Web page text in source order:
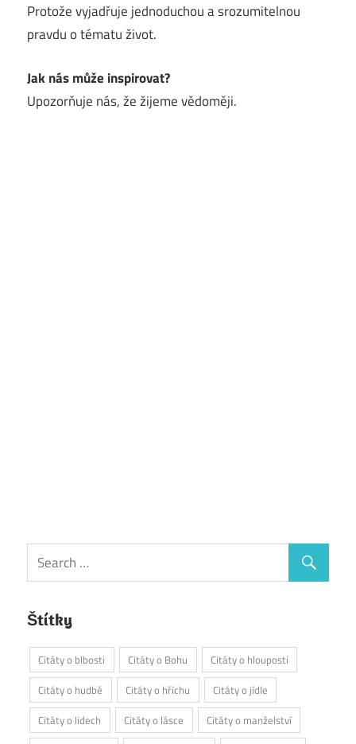
Protože vyjadřuje jednoduchou a srozumitelnou
pravdu o tématu život.
Jak nás může inspirovat?
Upozorňuje nás, že žijeme vědoměji.
Štítky
Citáty o blbosti Citáty o Bohu
Citáty o hlouposti
Citáty o hudbě
Citáty o hříchu
Citáty o jídle
Citáty o lidech
Citáty o lásce
Citáty o manželství